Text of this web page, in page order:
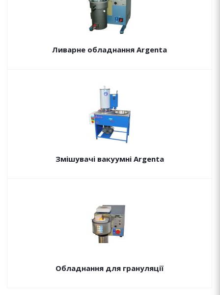
Ливарне обладнання Argenta
Змішувачі вакуумні Argenta
Обладнання для грануляції